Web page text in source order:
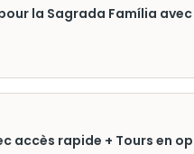
la Sagrada Família
accès rapide + Tours en